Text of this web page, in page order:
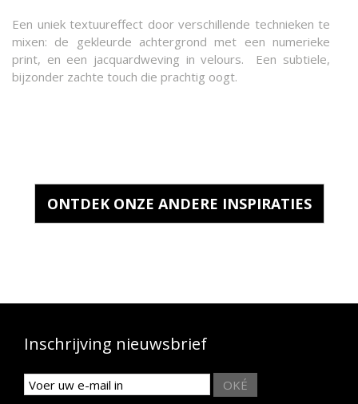
Een uniek textuureffect door verschillende technieken te
mixen: de gekleurde achtergrond met een numerieke
print, en een jacquardweving in velours.
Een subtiele,
bijzonder zachte touch die prachtig oogt.
ONTDEK ONZE ANDERE INSPIRATIES
Inschrijving nieuwsbrief
OKÉ